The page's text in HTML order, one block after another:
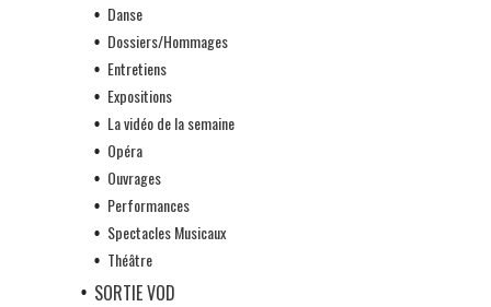
Danse
Dossiers/Hommages
Entretiens
Expositions
La vidéo de la semaine
Opéra
Ouvrages
Performances
Spectacles Musicaux
Théâtre
SORTIE VOD